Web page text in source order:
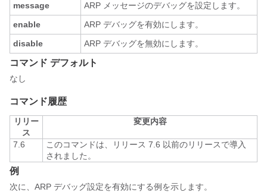
message
ARP メッセージのデバッグを設定します。
enable
ARP デバッグを有効にします。
disable
ARP デバッグを無効にします。
コマンド デフォルト
なし
コマンド履歴
リリー
ス
変更内容
7.6
このコマンドは、リリース 7.6 以前のリリースで導入
されました。
例
次に、ARP デバッグ設定を有効にする例を示します。